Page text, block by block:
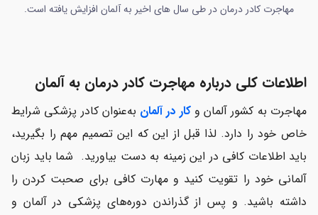
مهاجرت کادر درمان در طی سال های اخیر به آلمان افزایش یافته است.
اطلاعات کلی درباره مهاجرت کادر درمان به آلمان
مهاجرت به کشور آلمان وکار در آلمان به‌عنوان کادر پزشکی شرایط
خاص خود را دارد. لذا قبل از این که این تصمیم مهم را بگیرید،
باید اطلاعات کافی در این زمینه به دست بیاورید. شما باید زبان
آلمانی خود را تقویت کنید و مهارت کافی برای صحبت کردن را
داشته باشید. و پس از گذراندن دوره‌های پزشکی در آلمان و